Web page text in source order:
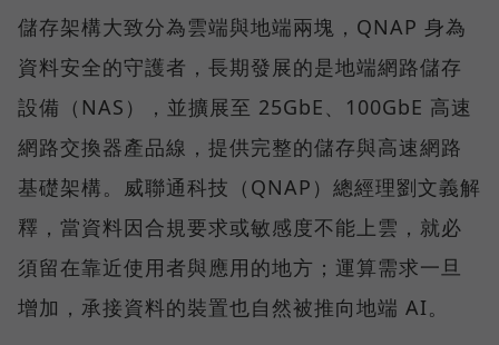
儲存架構大致分為雲端與地端兩塊，QNAP 身為
資料安全的守護者，長期發展的是地端網路儲存
設備（NAS），並擴展至 25GbE、100GbE 高速
網路交換器產品線，提供完整的儲存與高速網路
基礎架構。威聯通科技（QNAP）總經理劉文義解
釋，當資料因合規要求或敏感度不能上雲，就必
須留在靠近使用者與應用的地方；運算需求一旦
增加，承接資料的裝置也自然被推向地端 AI。